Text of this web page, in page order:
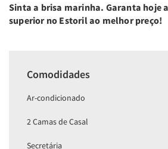
Sinta a brisa marinha. Garanta hoje
superior no Estoril ao melhor preço!
Comodidades
Ar-condicionado
2 Camas de Casal
Secretária